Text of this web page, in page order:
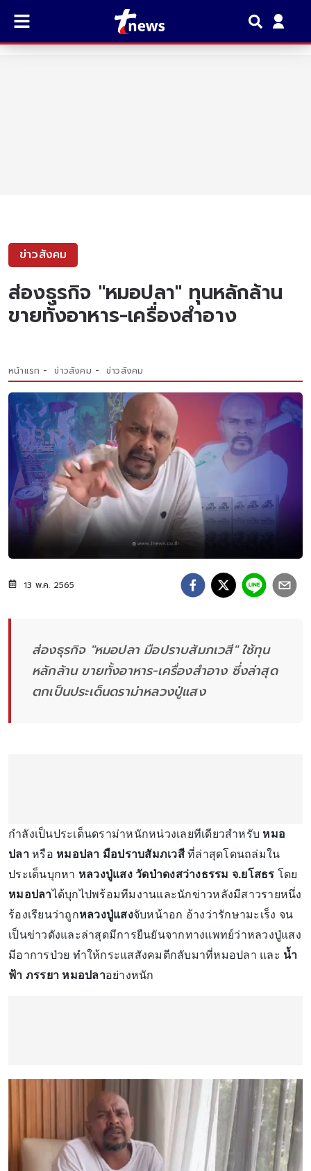
ข่าวสังคม
ส่องธุรกิจ "หมอปลา" ทุนหลักล้าน
ขายทั้งอาหาร-เครื่องสำอาง
หน้าแรก ข่าวสังคม ข่าวสังคม
13 พ.ค. 2565
ส่องธุรกิจ "หมอปลา มือปราบสัมภเวสี" ใช้ทุน
หลักล้าน ขายทั้งอาหาร-เครื่องสำอาง ซึ่งล่าสุด
ตกเป็นประเด็นดราม่าหลวงปู่แสง
กำลังเป็นประเด็นดราม่าหนักหน่วงเลยทีเดียวสำหรับ หมอ
ปลาหรือ หมอปลา มือปราบสัมภเวสีที่ล่าสุดโดนถล่มใน
ประเด็นบุกหา หลวงปู่แสง วัดป่าดงสว่างธรรม จ.ยโสธร โดย
หมอปลาได้บุกไปพร้อมทีมงานและนักข่าวหลังมีสาวรายหนึ่ง
ร้องเรียนว่าถูกหลวงปู่แสงจับหน้าอก อ้างว่ารักษามะเร็ง จน
เป็นข่าวดังและล่าสุดมีการยืนยันจากทางแพทย์ว่าหลวงปู่แสง
มีอาการป่วย ทำให้กระแสสังคมตีกลับมาที่หมอปลา และ น้ำ
ฟ้า ภรรยา หมอปลาอย่างหนัก